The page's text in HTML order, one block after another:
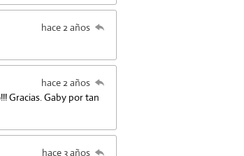
hace 2 años
hace 2 años
Gracias. Gaby por tan
hace 3 años